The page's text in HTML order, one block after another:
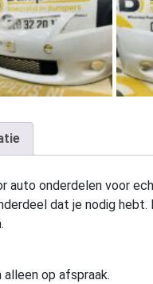
auto onderdelen voor
dat je nodig
op afspraak.